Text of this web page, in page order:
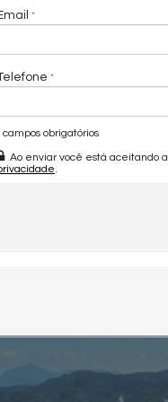
campos obrigatórios
Ao enviar você está aceitando a